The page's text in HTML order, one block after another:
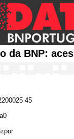
da BNP:
45
por